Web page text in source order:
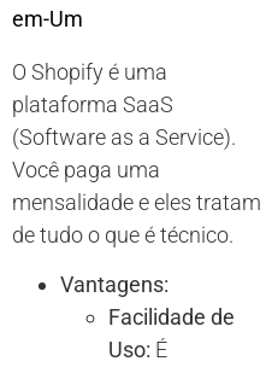
em-Um
O Shopify é uma
plataforma SaaS
(Software as a Service).
Você paga uma
mensalidade e eles tratam
de tudo o que é técnico.
Vantagens:
Facilidade de
Uso: É